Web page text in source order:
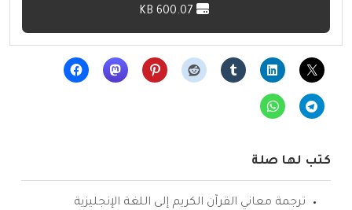
كتب لها صلة
ترجمة معاني القرآن الكريم إلى اللغة الإنجليزية